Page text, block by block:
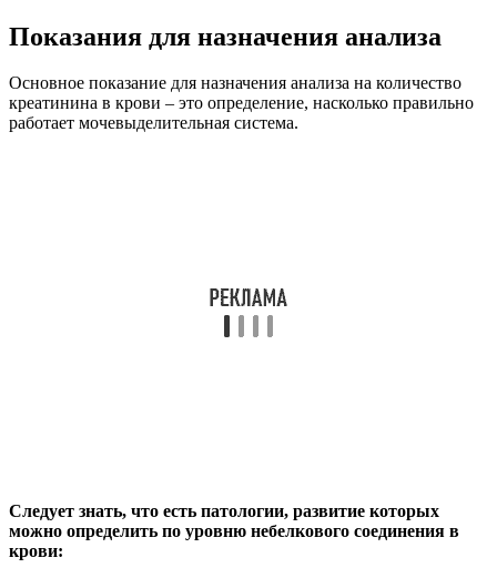
Показания для назначения анализа
Основное показание для назначения анализа на количество
креатинина в крови – это определение, насколько правильно
работает мочевыделительная система.
Следует знать, что есть патологии, развитие которых
можно определить по уровню небелкового соединения в
крови: